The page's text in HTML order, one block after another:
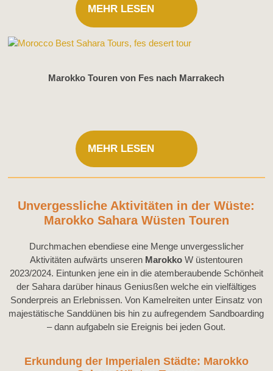
MEHR LESEN
Marokko Touren von Fes nach Marrakech
MEHR LESEN
Unvergessliche Aktivitäten in der Wüste:
Marokko Sahara Wüsten Touren
Durchmachen ebendiese eine Menge unvergesslicher
Aktivitäten aufwärts unseren Marokko W üstentouren
2023/2024. Eintunken jene ein in die atemberaubende Schönheit
der Sahara darüber hinaus Geniusßen welche ein vielfältiges
Sonderpreis an Erlebnissen. Von Kamelreiten unter Einsatz von
majestätische Sanddünen bis hin zu aufregendem Sandboarding
– dann aufgabeln sie Ereignis bei jeden Gout.
Erkundung der Imperialen Städte: Marokko